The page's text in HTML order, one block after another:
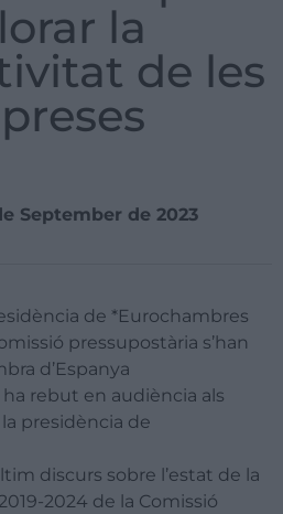
la
de les
September de 2023
de *Eurochambres
pressupostària s’han
d’Espanya
ha rebut en audiència als
presidència de
discurs sobre l’estat de la
2024 de la Comissió